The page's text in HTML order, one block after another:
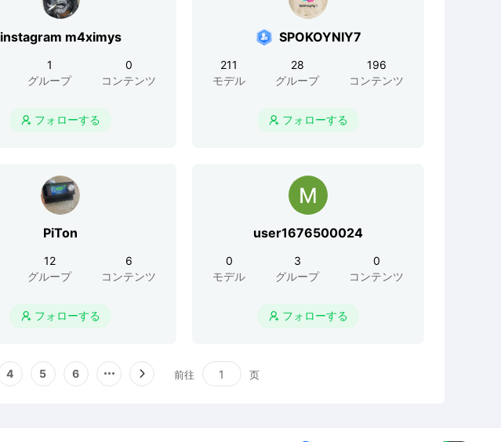
instagram m4ximys
1
グループ
0
コンテンツ
 フォローする
SPOKOYNIY7
211
モデル
28
グループ
196
コンテンツ
 フォローする
PiTon
12
グループ
6
コンテンツ
 フォローする
user1676500024
0
モデル
3
グループ
0
コンテンツ
 フォローする
4 5 6 前往 页